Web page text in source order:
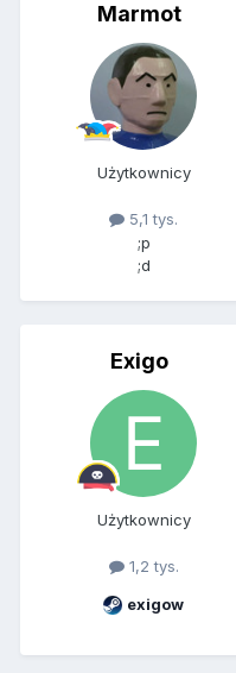
Marmot
Użytkownicy
5,1 tys.
;p
;d
Exigo
Użytkownicy
1,2 tys.
exigow